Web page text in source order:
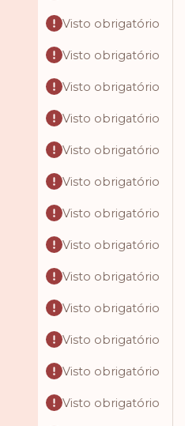
Visto obrigatório
Visto obrigatório
Visto obrigatório
Visto obrigatório
Visto obrigatório
Visto obrigatório
Visto obrigatório
Visto obrigatório
Visto obrigatório
Visto obrigatório
Visto obrigatório
Visto obrigatório
Visto obrigatório